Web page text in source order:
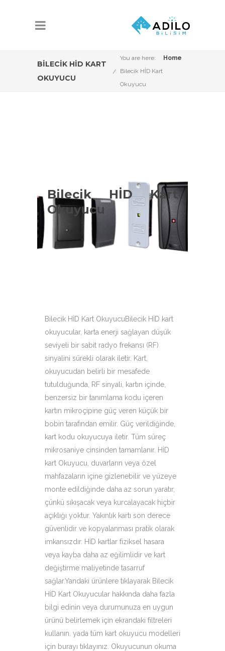
BILECIK HİD KART
OKUYUCU
You are here:
Home
Bilecik HİD Kart
Okuyucu
Bilecik HİD Kart
Okuyucu
Okuyucu Çeşitleri
Bilecik HİD kart okuyucu konusunda
Adilo Bilişim olarak aşağıdaki ürün
çeşitleri ile hizmetinizdeyiz.
Bilecik HİD Kart OkuyucuBilecik HİD kart
okuyucular, karta enerji sağlayan düşük
seviyeli bir sabit radyo frekansı (RF)
sinyalini sürekli olarak iletir. Kart,
okuyucudan belirli bir mesafede
tutulduğunda, RF sinyali, kartın içinde,
benzersiz bir tanımlama kodu içeren
kartın mikroçipine güç veren küçük bir
bobin tarafından emilir. Güç verildiğinde,
kart kodu okuyucuya iletir. Tüm süreç
mikrosaniye cinsinden tamamlanır. HİD
kart Okuyucu, duvarların veya özel
mahfazaların içine gizlenebilir ve yüzeye
monte edildiğinde daha az sorun yaratır,
çünkü sıkışacak veya kurcalayacak hiçbir
açıklığı yoktur. Yakınlık kartı son derece
güvenlidir ve kopyalanması pratik olarak
imkansızdır. HİD kartlar fiziksel hasara
veya kayba daha az eğilimlidir ve kart
değiştirme maliyetinde tasarruf
sağlar.Yandaki ürünlere tıklayarak Bilecik
HİD Kart Okuyucular hakkında daha fazla
bilgi edinin veya durumunuza en uygun
ürünü belirlemek için ekrandaki filtreleri
kullanın. yada tüm kart okuyucu modelleri
için burayı tıklayınız. Okuyucunun okuma